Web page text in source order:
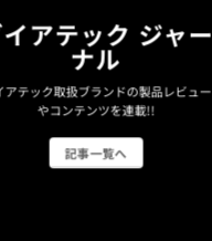
アテック ジャー
ナル
アテック取扱ブランドの製品レビュー
やコンテンツを連載!!
記事一覧へ